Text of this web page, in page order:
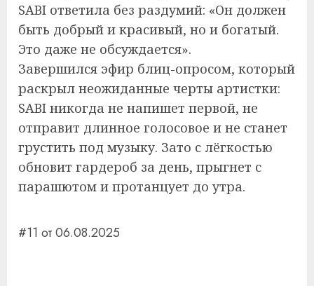
SABI ответила без раздумий: «Он должен
быть добрый и красивый, но и богатый.
Это даже не обсуждается».
Завершился эфир блиц-опросом, который
раскрыл неожиданные черты артистки:
SABI никогда не напишет первой, не
отправит длинное голосовое и не станет
грустить под музыку. Зато с лёгкостью
обновит гардероб за день, прыгнет с
парашютом и протанцует до утра.
#11 от 06.08.2025